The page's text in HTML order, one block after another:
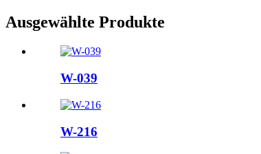
Ausgewählte Produkte
W-039
W-216